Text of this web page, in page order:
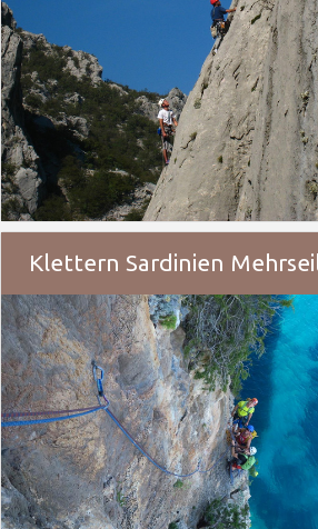
Klettern Sardinien